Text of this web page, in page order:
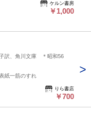
ケルン書房
￥1,000
訳、角川文庫 ＊昭和56
紙一筋のすれ
りら書店
￥700